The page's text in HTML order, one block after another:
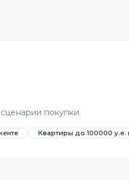
покупки.
Квартиры до 100000 у.е.